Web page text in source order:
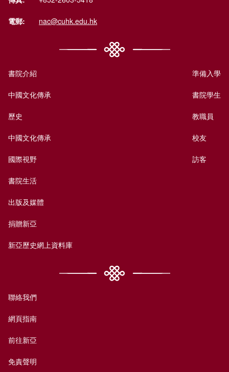
電郵: nac@cuhk.edu.hk
書院介紹
中國文化傳承
歷史
中國文化傳承
國際視野
書院生活
出版及媒體
捐贈新亞
新亞歷史網上資料庫
準備入學
書院學生
教職員
校友
訪客
聯絡我們
網頁指南
前往新亞
免責聲明